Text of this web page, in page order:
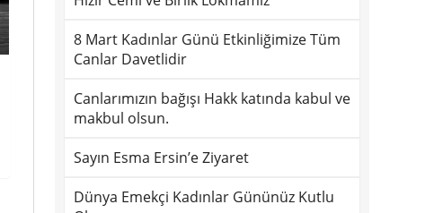
8 Mart Kadınlar Günü Etkinliğimize Tüm
Canlar Davetlidir
Canlarımızın bağışı Hakk katında kabul ve
makbul olsun.
Sayın Esma Ersin’e Ziyaret
Dünya Emekçi Kadınlar Gününüz Kutlu